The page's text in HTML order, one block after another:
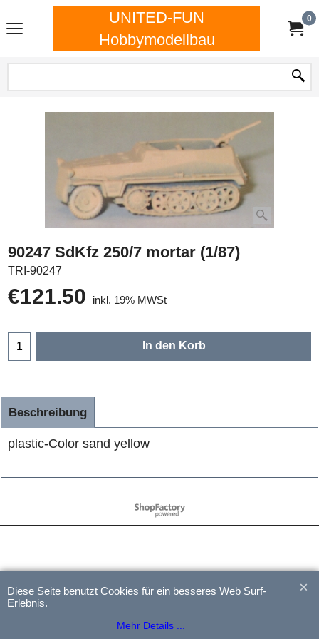
UNITED-FUN
Hobbymodellbau
0
90247 SdKfz 250/7 mortar (1/87)
TRI-90247
€121.50 inkl. 19% MWSt
In den Korb
Beschreibung
plastic-Color sand yellow
WebShop erstellt mit
ShopFactory Shop
Diese Seite benutzt Cookies für ein besseres Web Surf-
Erlebnis.
Mehr Details ...